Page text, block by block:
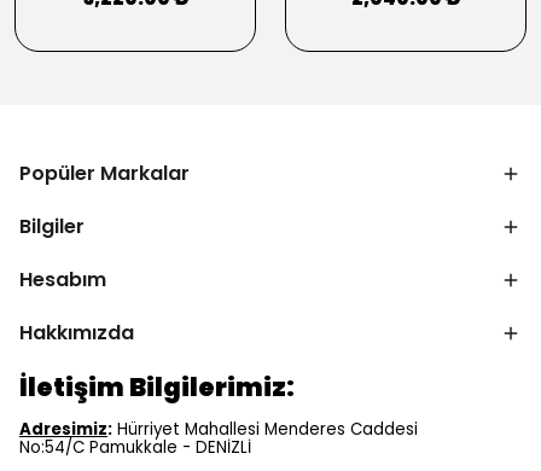
Popüler Markalar
Bilgiler
Hesabım
Hakkımızda
İletişim Bilgilerimiz:
Adresimiz: Hürriyet Mahallesi Menderes Caddesi
No:54/C Pamukkale - DENİZLİ